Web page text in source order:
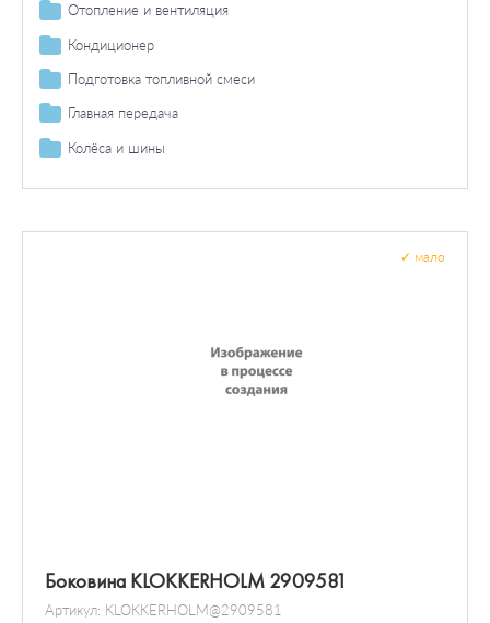
Боковина KLOKKERHOLM 2909581
Артикул: KLOKKERHOLM@2909581
мало
Освещение багажного отделения
Освещение регулировки вентиляции
Лампа для чтения
Ступенчатая коробка передач
Прокладки
Отопление и вентиляция
Фильтр салона
Кондиционер
Датчики
Подготовка топливной смеси
Приготовление смеси
Датчик / зонд
Главная передача
Дифференциал
Колёса и шины